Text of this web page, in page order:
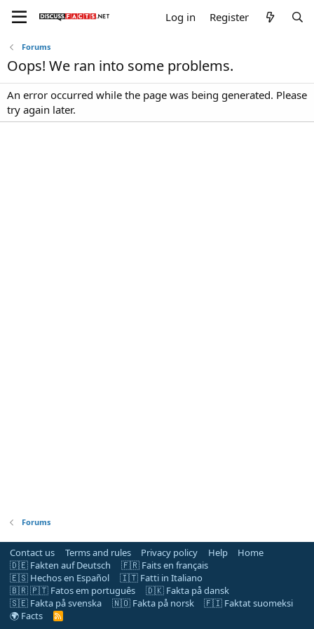
Log in Register
Forums
Oops! We ran into some problems.
An error occurred while the page was being generated. Please
try again later.
Forums
Contact us Terms and rules Privacy policy Help
Home
🇩🇪 Fakten auf Deutsch
🇫🇷 Faits en français
🇪🇸 Hechos en Español
🇮🇹 Fatti in Italiano
🇧🇷 🇵🇹 Fatos em português
🇩🇰 Fakta på dansk
🇸🇪 Fakta på svenska
🇳🇴 Fakta på norsk
🇫🇮 Faktat suomeksi
🌍 Facts
R